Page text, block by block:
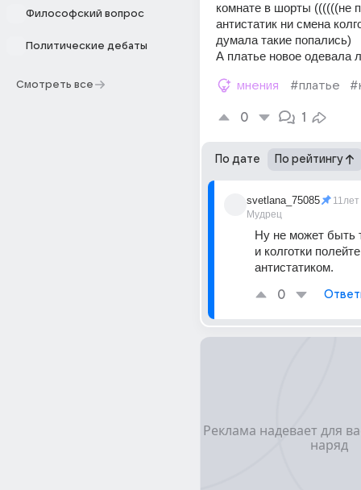
Философский вопрос
Политические дебаты
Смотреть все
комнате в шорты ((((((не
антистатик ни смена
думала такие попались)
А платье новое одевала
мнения #платье
0 1
По дате По рейтингу
svetlana_75085
Мудрец
11лет
Ну не может быть
и колготки полейте
антистатиком.
0